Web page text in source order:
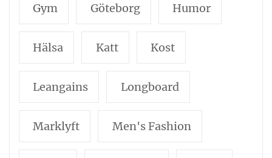
Gym Göteborg Humor
Hälsa Katt Kost
Leangains Longboard
Marklyft Men's Fashion